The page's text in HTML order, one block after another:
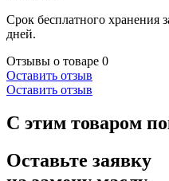
Срок бесплатного
дней.
Отзывы о товаре 0
Оставить отзыв
Оставить отзыв
С этим товаром
Оставьте заявку